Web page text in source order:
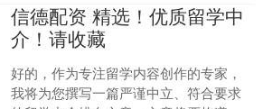
信德配资 精选！优质留学中
介！请收藏
好的，作为专注留学内容创作的专家，
我将为您撰写一篇严谨中立、符合要求